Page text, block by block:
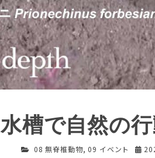
水槽で自然の
08 無脊椎動物,09 イベント